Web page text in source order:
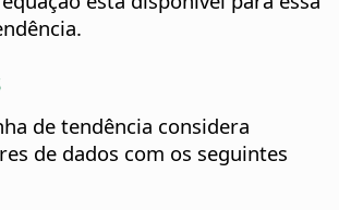
de tendência considera
de dados com os seguintes